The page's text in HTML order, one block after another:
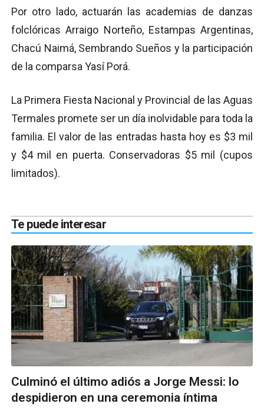
Por otro lado, actuarán las academias de danzas
folclóricas Arraigo Norteño, Estampas Argentinas,
Chacú Naimá, Sembrando Sueños y la participación
de la comparsa Yasí Porá.
La Primera Fiesta Nacional y Provincial de las Aguas
Termales promete ser un día inolvidable para toda la
familia. El valor de las entradas hasta hoy es $3 mil
y $4 mil en puerta. Conservadoras $5 mil (cupos
limitados).
Te puede interesar
Culminó el último adiós a Jorge Messi: lo
despidieron en una ceremonia íntima